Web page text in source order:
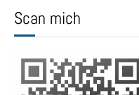
Scan mich